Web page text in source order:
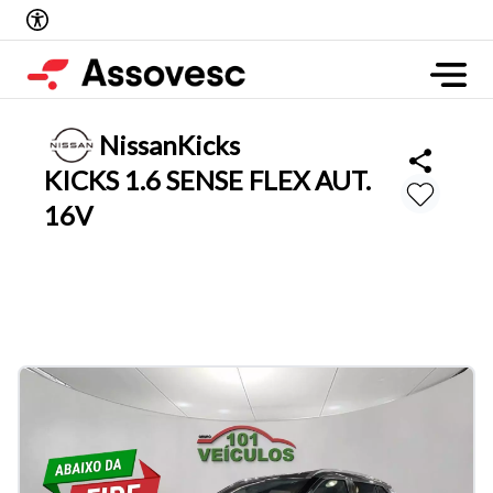
NissanKicks
KICKS 1.6 SENSE FLEX AUT.
16V